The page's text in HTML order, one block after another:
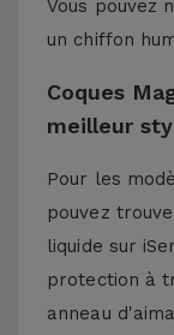
Vous pouvez
un chiffon
Coques
meilleur
Pour les
pouvez
liquide sur
protection à
anneau